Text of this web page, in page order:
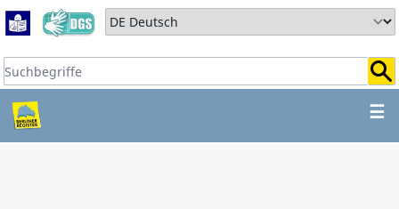
Zum Hauptbereich springen
Zum Hauptmenü springen
Sprache auswählen:
Suchbegriffe:
☰
ZUM HAUPTBEREICH